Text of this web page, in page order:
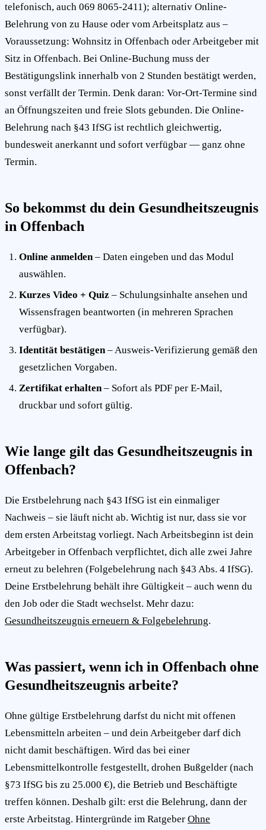
telefonisch, auch 069 8065-2411); alternativ Online-
Belehrung von zu Hause oder vom Arbeitsplatz aus –
Voraussetzung: Wohnsitz in Offenbach oder Arbeitgeber mit
Sitz in Offenbach. Bei Online-Buchung muss der
Bestätigungslink innerhalb von 2 Stunden bestätigt werden,
sonst verfällt der Termin. Denk daran: Vor-Ort-Termine sind
an Öffnungszeiten und freie Slots gebunden. Die Online-
Belehrung nach §43 IfSG ist rechtlich gleichwertig,
bundesweit anerkannt und sofort verfügbar — ganz ohne
Termin.
So bekommst du dein Gesundheitszeugnis
in Offenbach
Online anmelden– Daten eingeben und das Modul
auswählen.
Kurzes Video + Quiz – Schulungsinhalte ansehen und
Wissensfragen beantworten (in mehreren Sprachen
verfügbar).
Identität bestätigen– Ausweis-Verifizierung gemäß den
gesetzlichen Vorgaben.
Zertifikat erhalten – Sofort als PDF per E-Mail,
druckbar und sofort gültig.
Wie lange gilt das Gesundheitszeugnis in
Offenbach?
Die Erstbelehrung nach §43 IfSG ist ein einmaliger
Nachweis – sie läuft nicht ab. Wichtig ist nur, dass sie vor
dem ersten Arbeitstag vorliegt. Nach Arbeitsbeginn ist dein
Arbeitgeber in Offenbach verpflichtet, dich alle zwei Jahre
erneut zu belehren (Folgebelehrung nach §43 Abs. 4 IfSG).
Deine Erstbelehrung behält ihre Gültigkeit – auch wenn du
den Job oder die Stadt wechselst. Mehr dazu:
Gesundheitszeugnis erneuern & Folgebelehrung.
Was passiert, wenn ich in Offenbach ohne
Gesundheitszeugnis arbeite?
Ohne gültige Erstbelehrung darfst du nicht mit offenen
Lebensmitteln arbeiten – und dein Arbeitgeber darf dich
nicht damit beschäftigen. Wird das bei einer
Lebensmittelkontrolle festgestellt, drohen Bußgelder (nach
§73 IfSG bis zu 25.000 €), die Betrieb und Beschäftigte
treffen können. Deshalb gilt: erst die Belehrung, dann der
erste Arbeitstag. Hintergründe im Ratgeber Ohne